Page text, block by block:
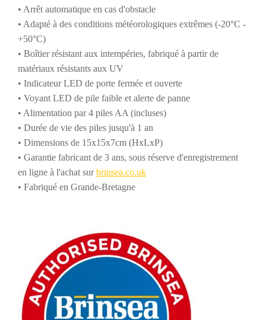
• Arrêt automatique en cas d'obstacle
• Adapté à des conditions météorologiques extrêmes (-20°C -
+50°C)
• Boîtier résistant aux intempéries, fabriqué à partir de
matériaux résistants aux UV
• Indicateur LED de porte fermée et ouverte
• Voyant LED de pile faible et alerte de panne
• Alimentation par 4 piles AA (incluses)
• Durée de vie des piles jusqu'à 1 an
• Dimensions de 15x15x7cm (HxLxP)
• Garantie fabricant de 3 ans, sous réserve d'enregistrement
en ligne à l'achat surbrinsea.co.uk
• Fabriqué en Grande-Bretagne